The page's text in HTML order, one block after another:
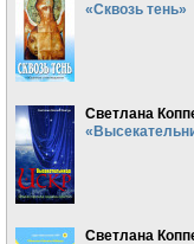
«Сквозь тень»
Светлана
Светлана